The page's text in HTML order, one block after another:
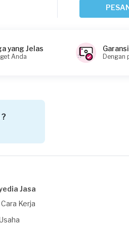
Sekitar 13 jam yang lalu
Bekasi Kota, Jawa Barat
Bogor Kabupaten, Jawa Barat
Bandung, Jawa Barat
yang Jelas
Anda Dengan
Jasa
Kerja